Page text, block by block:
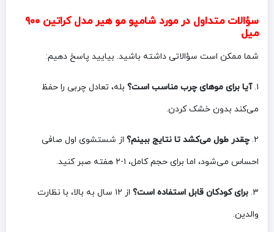
سؤالات متداول در مورد شامپو مو هیر مدل کراتین ۹۰۰
میل
شما ممکن است سؤالاتی داشته باشید. بیایید پاسخ دهیم:
۱. آیا برای موهای چرب مناسب است؟ بله، تعادل چربی را حفظ
می‌کند بدون خشک کردن.
۲. چقدر طول می‌کشد تا نتایج ببینم؟ از شستشوی اول صافی
احساس می‌شود، اما برای حجم کامل، ۱-۲ هفته صبر کنید.
۳. برای کودکان قابل استفاده است؟
از ۱۲ سال به بالا، با نظارت
والدین.